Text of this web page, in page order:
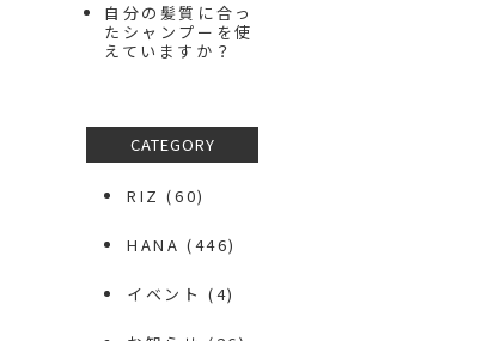
自分の髪質に合っ
たシャンプーを使
えていますか？
CATEGORY
RIZ (60)
HANA (446)
イベント (4)